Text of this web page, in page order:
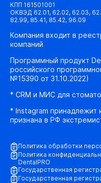
КПП 161501001
ОКВЭД 62.01, 62.02, 62.03,
82.99, 85.41, 85.42, 96.09
Компания входит в
компаний
Программный продукт
российского
№15390 от 31.10.2022)
* CRM и МИС для
* Instagram принадлежит
признана в РФ
Политика обработки
Политика
DentalPRO
Государственная
Государственная